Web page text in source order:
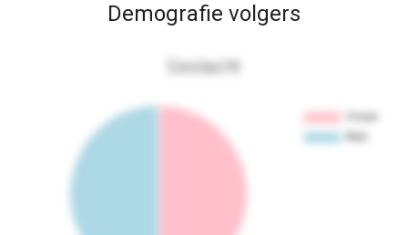
Demografie volgers
Geslacht